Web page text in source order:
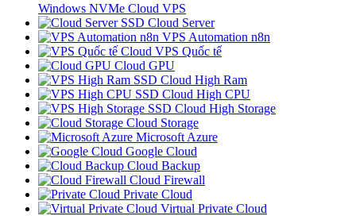
Windows NVMe Cloud VPS
SSD Cloud Server
VPS Automation n8n
Cloud VPS Quốc tế
Cloud GPU
SSD Cloud High Ram
SSD Cloud High CPU
SSD Cloud High Storage
Cloud Storage
Microsoft Azure
Google Cloud
Cloud Backup
Cloud Firewall
Private Cloud
Virtual Private Cloud